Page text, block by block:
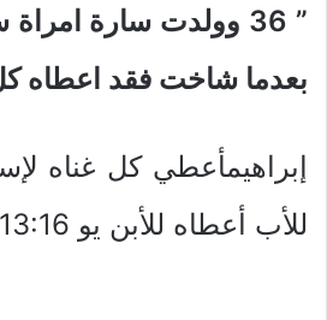
” 36
وولدت سارة امراة
بعدما شاخت فقد اعطاه
إبراهيمأعطي كل غناه
للأب أعطاه للأبن يو 13:16-15.